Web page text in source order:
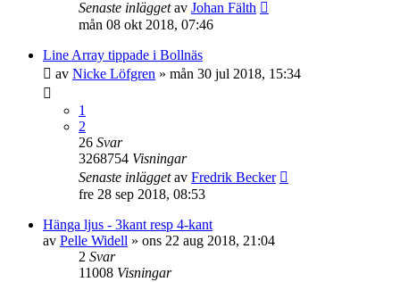
Senaste inläggetav Johan Fälth
mån 08 okt 2018, 07:46
Line Array tippade i Bollnäs
av Nicke Löfgren » mån 30 jul 2018, 15:34
1
2
26 Svar
3268754 Visningar
Senaste inläggetav Fredrik Becker
fre 28 sep 2018, 08:53
Hänga ljus - 3kant resp 4-kant
av Pelle Widell » ons 22 aug 2018, 21:04
2 Svar
11008 Visningar